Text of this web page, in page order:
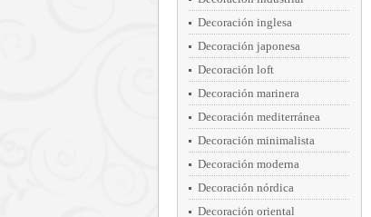
Decoración inglesa
Decoración japonesa
Decoración loft
Decoración marinera
Decoración mediterránea
Decoración minimalista
Decoración moderna
Decoración nórdica
Decoración oriental